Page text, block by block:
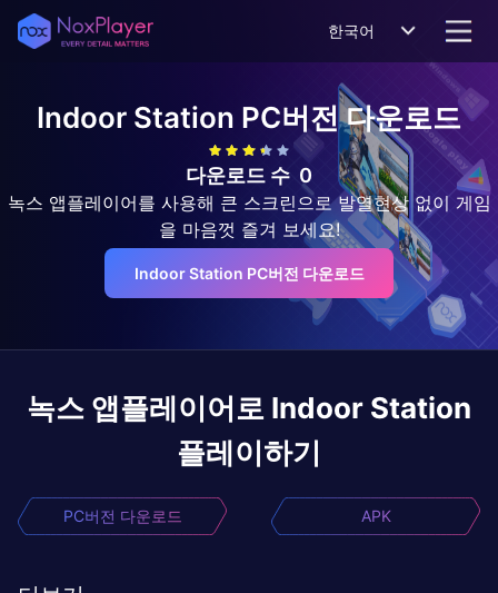
한국어
Indoor Station PC버전 다운로드
다운로드 수 0
녹스 앱플레이어를 사용해 큰 스크린으로 발열현상 없이 게임
을 마음껏 즐겨 보세요!
Indoor Station PC버전 다운로드
녹스 앱플레이어로 Indoor Station
플레이하기
PC버전 다운로드 APK